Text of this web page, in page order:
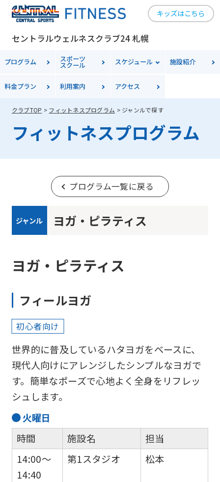
キッズはこちら
セントラルウェルネスクラブ24 札幌
プログラム スポーツ
スクール スケジュール 施設紹介
料金プラン 利用案内 アクセス
クラブTOP フィットネスプログラム ジャンルで探す
フィットネスプログラム
プログラム一覧に戻る
ジャンル ヨガ・ピラティス
ヨガ・ピラティス
フィールヨガ
初心者向け
世界的に普及しているハタヨガをベースに、
現代人向けにアレンジしたシンプルなヨガで
す。簡単なポーズで心地よく全身をリフレッ
シュします。
火曜日
時間
14:00～
14:40
施設名
第1スタジオ
担当
松本